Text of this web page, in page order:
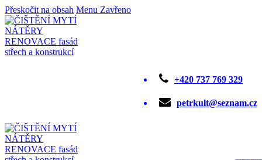
Přeskočit na obsah Menu Zavřeno
+420 737 769 329
petrkult@seznam.cz